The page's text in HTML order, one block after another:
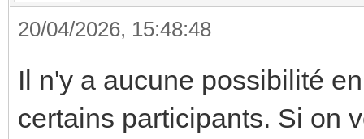
20/04/2026, 15:48:48
Il n'y a aucune possibilité
certains participants. Si on